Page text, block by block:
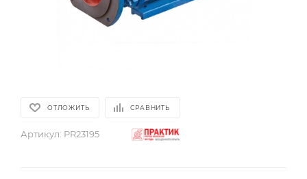
ОТЛОЖИТЬ СРАВНИТЬ
Артикул: PR23195